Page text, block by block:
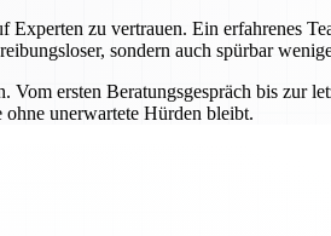
zu vertrauen. Ein erfahrenes
sondern auch spürbar
ersten Beratungsgespräch bis zur
unerwartete Hürden bleibt.